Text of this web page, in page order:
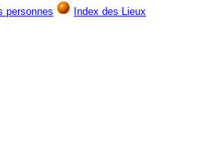
personnes Index des Lieux